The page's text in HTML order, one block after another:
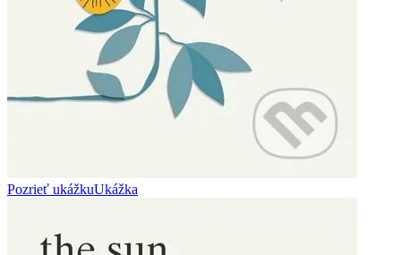
Pozrieť ukážkuUkážka